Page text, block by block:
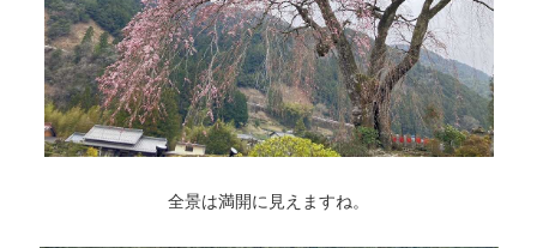
全景は満開に見えますね。